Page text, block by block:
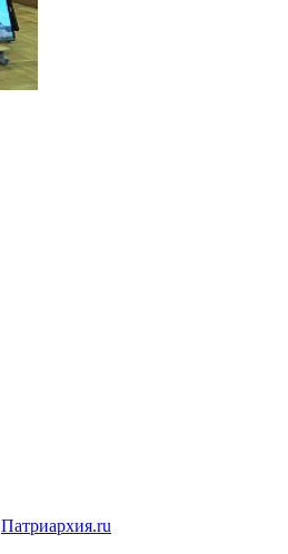
Патриархия.ru